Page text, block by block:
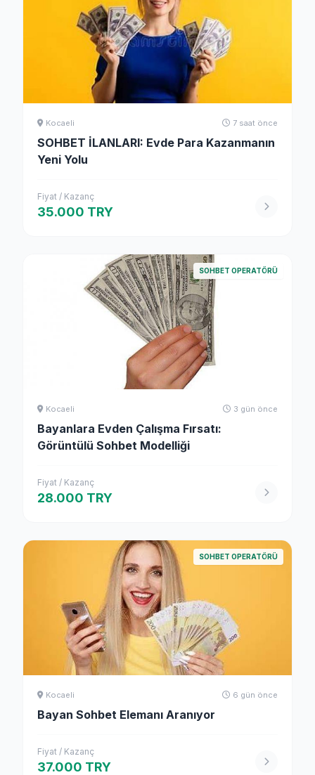
Kocaeli 7 saat önce
SOHBET İLANLARI: Evde Para Kazanmanın
Yeni Yolu
Fiyat / Kazanç
35.000 TRY
SOHBET OPERATÖRÜ
Kocaeli 3 gün önce
Bayanlara Evden Çalışma Fırsatı:
Görüntülü Sohbet Modelliği
Fiyat / Kazanç
28.000 TRY
SOHBET OPERATÖRÜ
Kocaeli 6 gün önce
Bayan Sohbet Elemanı Aranıyor
Fiyat / Kazanç
37.000 TRY